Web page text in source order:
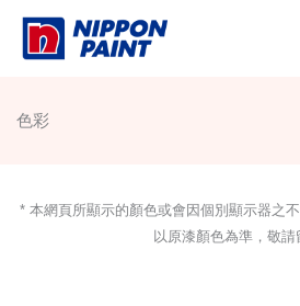
Skip
色彩
* 本網頁所顯示的顏色或會因個別顯示器之
以原漆顏色為準，敬請